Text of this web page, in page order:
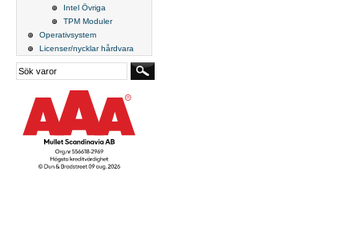
Intel Övriga
TPM Moduler
Operativsystem
Licenser/nycklar hårdvara